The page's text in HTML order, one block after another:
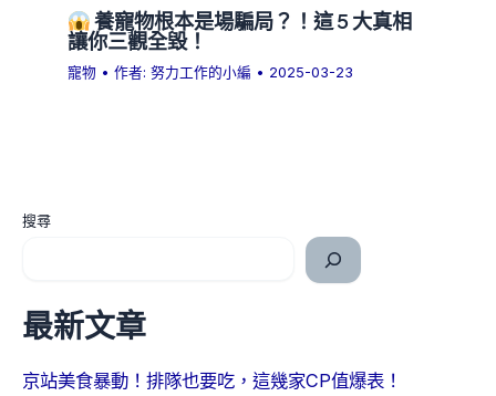
養寵物根本是場騙局？！這 5 大真相
讓你三觀全毀！
寵物 • 作者:努力工作的小編 • 2025-03-23
搜尋
最新文章
京站美食暴動！排隊也要吃，這幾家CP值爆表！